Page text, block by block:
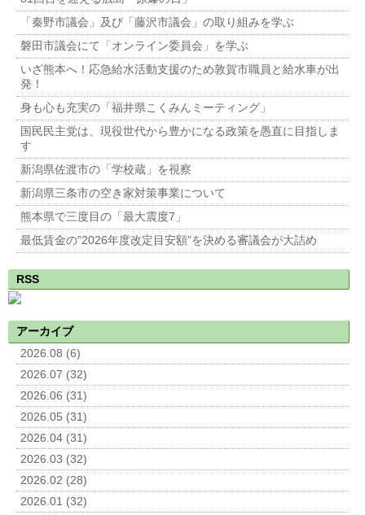
「秦野市議会」及び「藤沢市議会」の取り組みを学ぶ
磐田市議会にて「オンライン委員会」を学ぶ
いざ熊本へ！応急給水活動支援のため敦賀市職員と給水車が出
発！
身も心も充実の「福井県こくみんミーティング」
国民民主党は、現役世代から豊かになる政策を愚直に目指しま
す
新潟県佐渡市の「学校蔵」を視察
新潟県三条市の空き家対策事業について
熊本県で三度目の「最大震度7」
最低賃金の”2026年度改定目安額”を決める審議会が大詰め
RSS
アーカイブ
2026.08 (6)
2026.07 (32)
2026.06 (31)
2026.05 (31)
2026.04 (31)
2026.03 (32)
2026.02 (28)
2026.01 (32)